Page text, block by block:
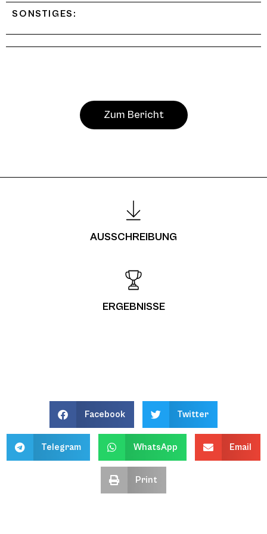
SONSTIGES:
Zum Bericht
AUSSCHREIBUNG
ERGEBNISSE
Facebook Twitter
Telegram WhatsApp Email
Print